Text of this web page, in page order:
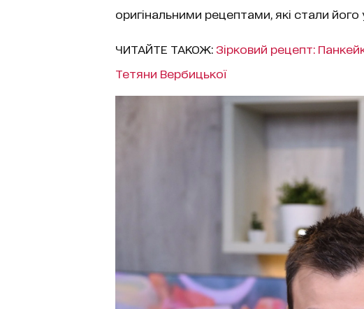
оригінальними рецептами, які стали
ЧИТАЙТЕ ТАКОЖ: Зірковий рецепт:
Тетяни Вербицької